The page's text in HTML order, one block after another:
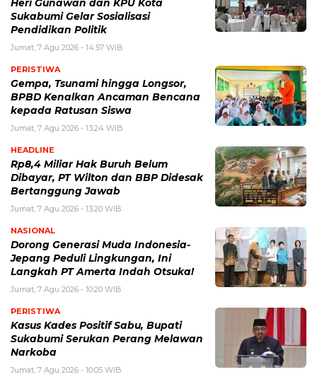
Heri Gunawan dan KPU Kota
Sukabumi Gelar Sosialisasi
Pendidikan Politik
Jumat, 7 Agu 2026 - 14:57 WIB
PERISTIWA
Gempa, Tsunami hingga Longsor,
BPBD Kenalkan Ancaman Bencana
kepada Ratusan Siswa
Jumat, 7 Agu 2026 - 13:24 WIB
HEADLINE
Rp8,4 Miliar Hak Buruh Belum
Dibayar, PT Wilton dan BBP Didesak
Bertanggung Jawab
Jumat, 7 Agu 2026 - 13:20 WIB
NASIONAL
Dorong Generasi Muda Indonesia-
Jepang Peduli Lingkungan, Ini
Langkah PT Amerta Indah Otsuka!
Jumat, 7 Agu 2026 - 10:20 WIB
PERISTIWA
Kasus Kades Positif Sabu, Bupati
Sukabumi Serukan Perang Melawan
Narkoba
Jumat, 7 Agu 2026 - 10:05 WIB